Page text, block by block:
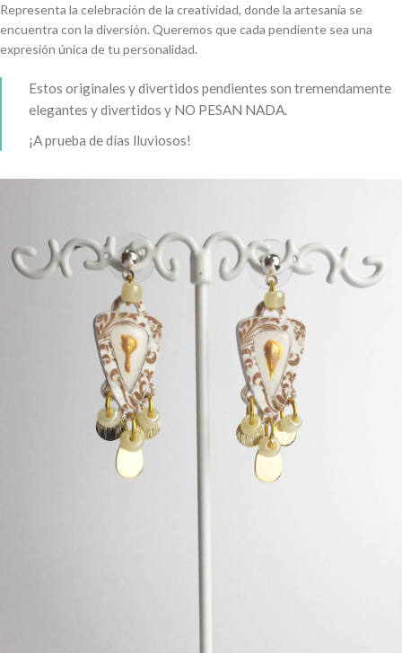
Representa la celebración de la creatividad, donde la artesanía se
encuentra con la diversión. Queremos que cada pendiente sea una
expresión única de tu personalidad.
Estos originales y divertidos pendientes son tremendamente
elegantes y divertidos y NO PESAN NADA.
¡A prueba de días lluviosos!